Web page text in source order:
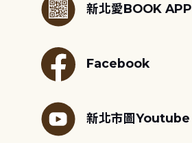
新北愛BOOK APP
Facebook
新北市圖Youtube